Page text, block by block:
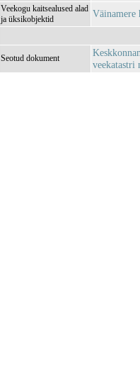
Veekogu kaitsealused alad
ja üksikobjektid
Väinamere
Seotud dokument
veekatastri